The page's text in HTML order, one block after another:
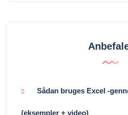
Sådan bruges Excel -
(eksempler + video)